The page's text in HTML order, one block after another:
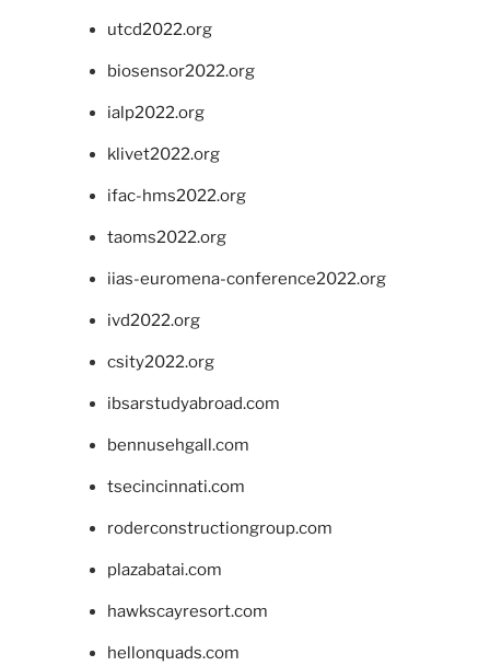
utcd2022.org
biosensor2022.org
ialp2022.org
klivet2022.org
ifac-hms2022.org
taoms2022.org
iias-euromena-conference2022.org
ivd2022.org
csity2022.org
ibsarstudyabroad.com
bennusehgall.com
tsecincinnati.com
roderconstructiongroup.com
plazabatai.com
hawkscayresort.com
hellonquads.com